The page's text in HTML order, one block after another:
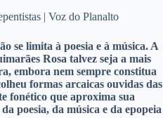
se limita à poesia e à música. A
Rosa talvez seja a mais
embora nem sempre constitua
formas arcaicas ouvidas das
fonético que aproxima sua
poesia, da música e da epopeia